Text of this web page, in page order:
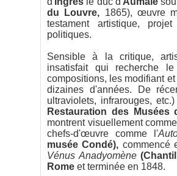
du Louvre, 1865), œuvre
testament artistique,
politiques.
Sensible à la critique,
insatisfait qui recherche
compositions, les modifiant
dizaines d'années. De
ultraviolets, infrarouges,
Restauration des Musées
montrent visuellement
chefs-d'œuvre comme l'
musée Condé), commencé
Vénus Anadyomène
Rome et terminée en 1848.